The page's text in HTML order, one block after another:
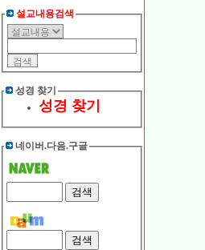
설교내용검색
성경 찾기
성경 찾기
네이버.다음.구글